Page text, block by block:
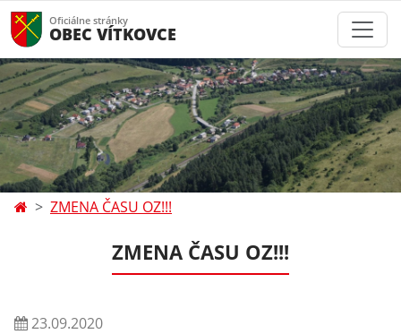
Oficiálne stránky
OBEC VÍTKOVCE
ZMENA ČASU OZ!!!
ZMENA ČASU OZ!!!
23.09.2020